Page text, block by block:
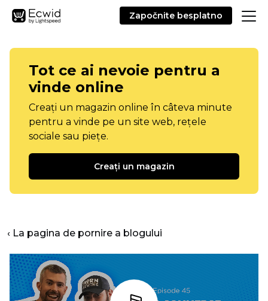
Započnite besplatno
Tot ce ai nevoie pentru a
vinde online
Creați un magazin online în câteva minute
pentru a vinde pe un site web, rețele
sociale sau piețe.
Creați un magazin
‹ La pagina de pornire a blogului